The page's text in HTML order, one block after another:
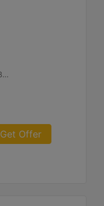
63.4 1.800 dev/dk.da lb-ft - 86 1.800 dev/dk.da Nm
Get Offer